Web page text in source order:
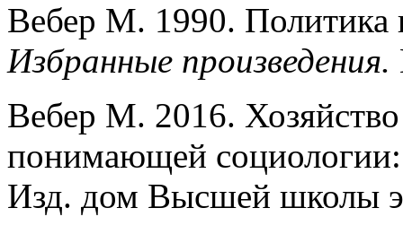
Вебер М. 1990. Политика
Избранные произведения.
Вебер М. 2016.
понимающей
Изд. дом Высшей школы